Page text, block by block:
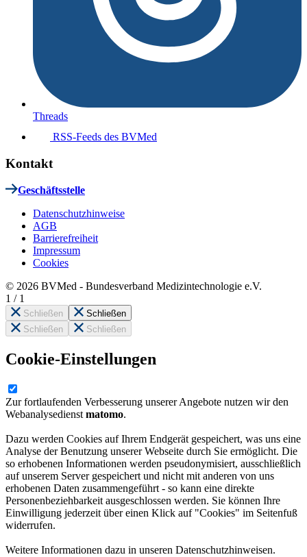
Threads
RSS-Feeds des BVMed
Kontakt
Geschäftsstelle
Datenschutzhinweise
AGB
Barrierefreiheit
Impressum
Cookies
© 2026 BVMed - Bundesverband Medizintechnologie e.V.
1 / 1
Schließen
Schließen
Schließen
Schließen
Cookie-Einstellungen
Zur fortlaufenden Verbesserung unserer Angebote nutzen wir den
Webanalysedienst matomo.
Dazu werden Cookies auf Ihrem Endgerät gespeichert, was uns eine
Analyse der Benutzung unserer Webseite durch Sie ermöglicht. Die
so erhobenen Informationen werden pseudonymisiert, ausschließlich
auf unserem Server gespeichert und nicht mit anderen von uns
erhobenen Daten zusammengeführt - so kann eine direkte
Personenbeziehbarkeit ausgeschlossen werden. Sie können Ihre
Einwilligung jederzeit über einen Klick auf "Cookies" im Seitenfuß
widerrufen.
Weitere Informationen dazu in unseren Datenschutzhinweisen.